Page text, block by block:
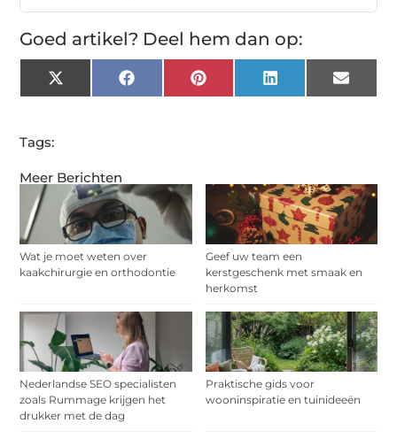
Meer Berichten
Wat je moet weten over
kaakchirurgie en orthodontie
Geef uw team een
kerstgeschenk met smaak en
herkomst
Nederlandse SEO specialisten
zoals Rummage krijgen het
drukker met de dag
Praktische gids voor
wooninspiratie en tuinideeën
Goed artikel? Deel hem dan op:
X
(Twitter)
Facebook Pinterest LinkedIn Email
Tags: